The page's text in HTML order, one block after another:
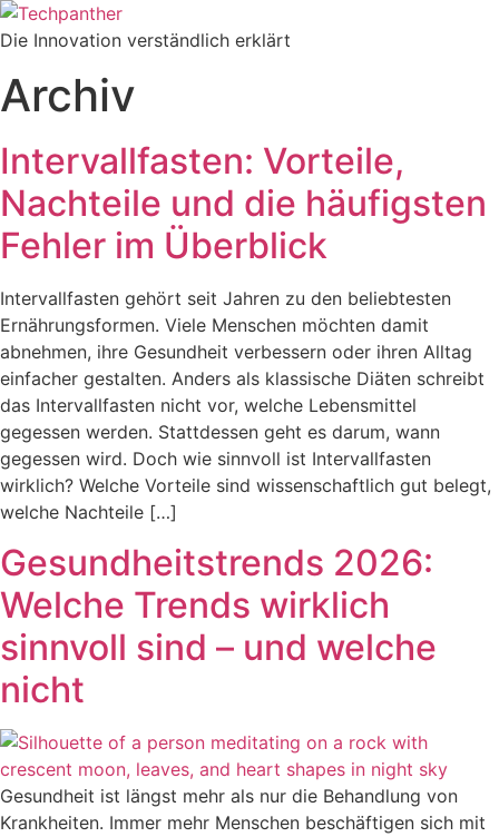
Zum
Inhalt
Die Innovation verständlich erklärt
Archiv
Intervallfasten: Vorteile,
Nachteile und die häufigsten
Fehler im Überblick
Intervallfasten gehört seit Jahren zu den beliebtesten
Ernährungsformen. Viele Menschen möchten damit
abnehmen, ihre Gesundheit verbessern oder ihren Alltag
einfacher gestalten. Anders als klassische Diäten schreibt
das Intervallfasten nicht vor, welche Lebensmittel
gegessen werden. Stattdessen geht es darum, wann
gegessen wird. Doch wie sinnvoll ist Intervallfasten
wirklich? Welche Vorteile sind wissenschaftlich gut belegt,
welche Nachteile […]
Gesundheitstrends 2026:
Welche Trends wirklich
sinnvoll sind – und welche
nicht
Gesundheit ist längst mehr als nur die Behandlung von
Krankheiten. Immer mehr Menschen beschäftigen sich mit